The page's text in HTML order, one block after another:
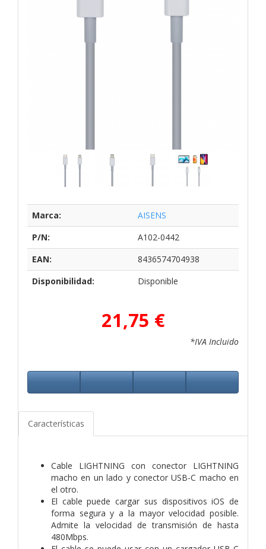
Marca:
AISENS
P/N:
A102-0442
EAN:
8436574704938
Disponibilidad:
Disponible
21,75 €
*IVA Incluido
Características
Cable LIGHTNING con conector LIGHTNING
macho en un lado y conector USB-C macho en
el otro.
El cable puede cargar sus dispositivos iOS de
forma segura y a la mayor velocidad posible.
Admite la velocidad de transmisión de hasta
480Mbps.